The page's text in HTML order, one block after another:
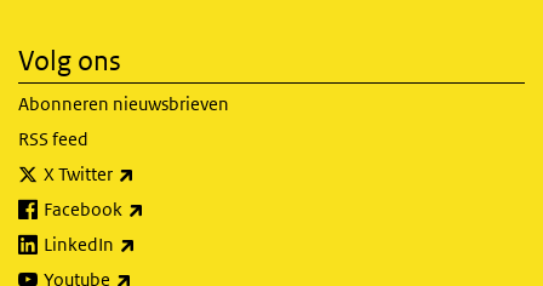
Volg ons
Abonneren nieuwsbrieven
RSS feed
X Twitter
Facebook
LinkedIn
Youtube